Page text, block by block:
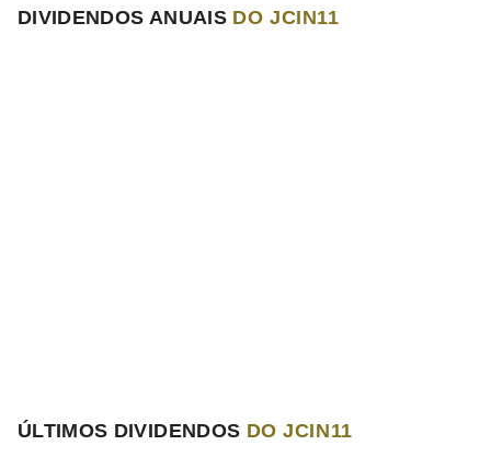
DIVIDENDOS ANUAIS DO JCIN11
ÚLTIMOS DIVIDENDOS DO JCIN11